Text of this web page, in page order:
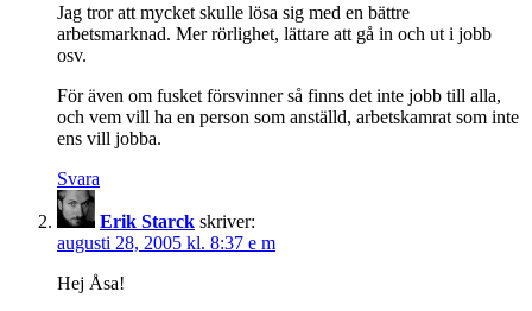
Jag tror att mycket skulle lösa sig med en bättre
arbetsmarknad. Mer rörlighet, lättare att gå in och ut i jobb
osv.
För även om fusket försvinner så finns det inte jobb till alla,
och vem vill ha en person som anställd, arbetskamrat som inte
ens vill jobba.
Svara
Erik Starck skriver:
augusti 28, 2005 kl. 8:37 e m
Hej Åsa!